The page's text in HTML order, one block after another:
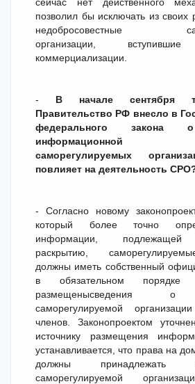
позволил бы исключать из своих
недобросовестные
организации,
коммерциализации.
- В начале сентября
Правительство РФ внесло в
федерального закона
информационной
саморегулируемых
повлияет на деятельность
- Согласно новому
который более точно
информации, подлежащей
раскрытию,
должны иметь собственный
в обязательном
размещенысведения о
саморегулируемой
членов. Законопроектом
источнику размещения
устанавливается, что права на
должны принадлежать
саморегулируемой